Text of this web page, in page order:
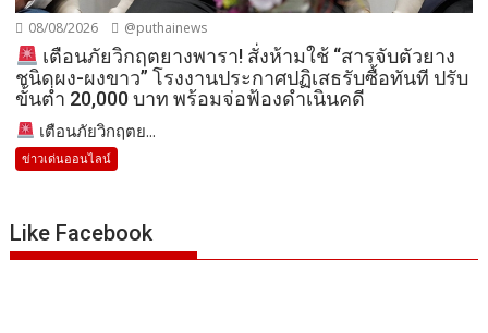
08/08/2026 @puthainews
เตือนภัยวิกฤตยางพารา! สั่งห้ามใช้ “สารจับตัวยาง
ชนิดผง-ผงขาว” โรงงานประกาศปฏิเสธรับซื้อทันที ปรับ
ขั้นต่ำ 20,000 บาท พร้อมจ่อฟ้องดำเนินคดี
เตือนภัยวิกฤตย...
ข่าวเด่นออนไลน์
Like Facebook